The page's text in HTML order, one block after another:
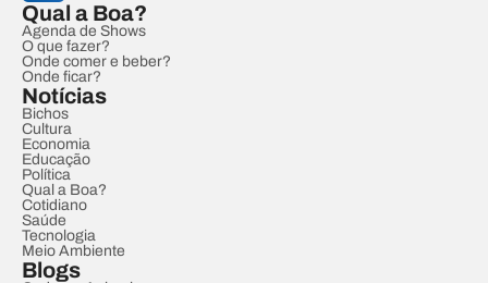
Qual a Boa?
Agenda de Shows
O que fazer?
Onde comer e beber?
Onde ficar?
Notícias
Bichos
Cultura
Economia
Educação
Política
Qual a Boa?
Cotidiano
Saúde
Tecnologia
Meio Ambiente
Blogs